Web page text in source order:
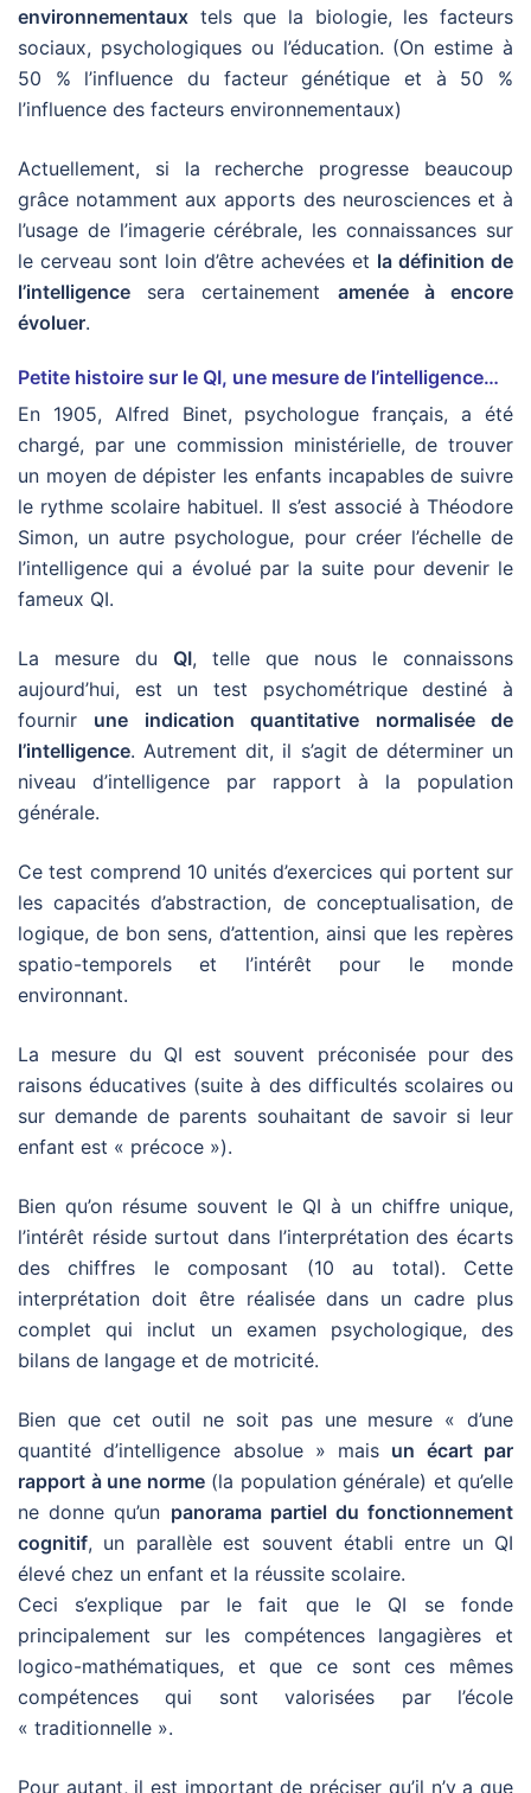
environnementaux tels que la biologie, les facteurs
sociaux, psychologiques ou l’éducation. (On estime à
50 % l’influence du facteur génétique et à 50 %
l’influence des facteurs environnementaux)
Actuellement, si la recherche progresse beaucoup
grâce notamment aux apports des neurosciences et à
l’usage de l’imagerie cérébrale, les connaissances sur
le cerveau sont loin d’être achevées et la définition de
l’intelligence sera certainement amenée à encore
évoluer.
Petite histoire sur le QI, une mesure de l’intelligence…
En 1905, Alfred Binet, psychologue français, a été
chargé, par une commission ministérielle, de trouver
un moyen de dépister les enfants incapables de suivre
le rythme scolaire habituel. Il s’est associé à Théodore
Simon, un autre psychologue, pour créer l’échelle de
l’intelligence qui a évolué par la suite pour devenir le
fameux QI.
La mesure du QI, telle que nous le connaissons
aujourd’hui, est un test psychométrique destiné à
fournir une indication quantitative normalisée de
l’intelligence. Autrement dit, il s’agit de déterminer un
niveau d’intelligence par rapport à la population
générale.
Ce test comprend 10 unités d’exercices qui portent sur
les capacités d’abstraction, de conceptualisation, de
logique, de bon sens, d’attention, ainsi que les repères
spatio-temporels et l’intérêt pour le monde
environnant.
La mesure du QI est souvent préconisée pour des
raisons éducatives (suite à des difficultés scolaires ou
sur demande de parents souhaitant de savoir si leur
enfant est « précoce »).
Bien qu’on résume souvent le QI à un chiffre unique,
l’intérêt réside surtout dans l’interprétation des écarts
des chiffres le composant (10 au total). Cette
interprétation doit être réalisée dans un cadre plus
complet qui inclut un examen psychologique, des
bilans de langage et de motricité.
Bien que cet outil ne soit pas une mesure « d’une
quantité d’intelligence absolue » mais un écart par
rapport à une norme(la population générale) et qu’elle
ne donne qu’un panorama partiel du fonctionnement
cognitif, un parallèle est souvent établi entre un QI
élevé chez un enfant et la réussite scolaire.
Ceci s’explique par le fait que le QI se fonde
principalement sur les compétences langagières et
logico-mathématiques, et que ce sont ces mêmes
compétences qui sont valorisées par l’école
« traditionnelle ».
Pour autant, il est important de préciser qu’il n’y a que